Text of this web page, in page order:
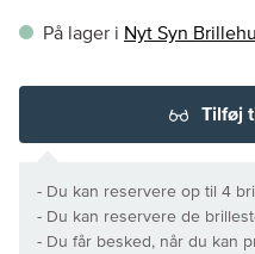
På lager i Nyt Syn
Tilføj
- Du kan reservere op til 4
- Du kan reservere de
- Du får besked, når du kan